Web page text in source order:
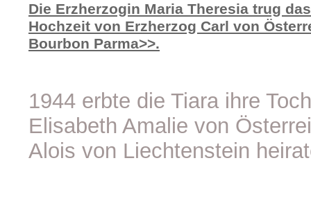
Die Erzherzogin Maria Theresia trug
Hochzeit von Erzherzog Carl von
Bourbon Parma>>.
1944 erbte die Tiara ihre
Elisabeth Amalie von
Alois von Liechtenstein